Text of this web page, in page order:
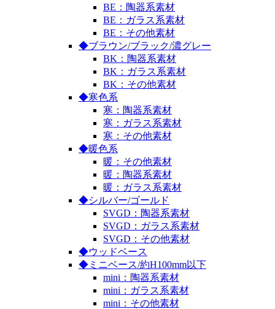
BE：陶器系素材
BE：ガラス系素材
BE：その他素材
◆ブラウン/ブラック/濃グレー
BK：陶器系素材
BK：ガラス系素材
BK：その他素材
◆寒色系
寒：陶器系素材
寒：ガラス系素材
寒：その他素材
◆暖色系
暖：その他素材
暖：陶器系素材
暖：ガラス系素材
◆シルバー/ゴールド
SVGD：陶器系素材
SVGD：ガラス系素材
SVGD：その他素材
◆ウッドベース
◆ミニベース/約H100mm以下
mini：陶器系素材
mini：ガラス系素材
mini：その他素材